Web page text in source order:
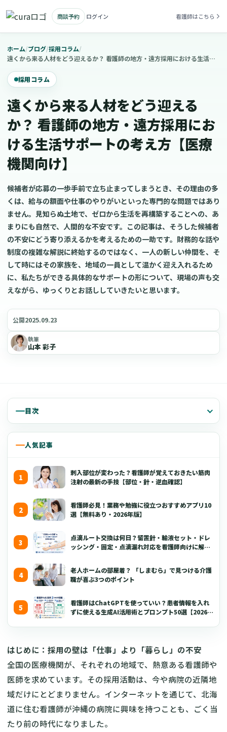
商談予約 ログイン 看護師はこちら
ホーム/ブログ/採用コラム/
遠くから来る人材をどう迎えるか？ 看護師の地方・遠方採用における生活サポートの考え方【医療機関向け】
採用コラム
遠くから来る人材をどう迎える
か？ 看護師の地方・遠方採用にお
ける生活サポートの考え方【医療
機関向け】
候補者が応募の一歩手前で立ち止まってしまうとき、その理由の多
くは、給与の額面や仕事のやりがいといった専門的な問題ではあり
ません。見知らぬ土地で、ゼロから生活を再構築することへの、あ
まりにも自然で、人間的な不安です。この記事は、そうした候補者
の不安にどう寄り添えるかを考えるための一助です。財務的な話や
制度の複雑な解説に終始するのではなく、一人の新しい仲間を、そ
して時にはその家族を、地域の一員として温かく迎え入れるため
に、私たちができる具体的なサポートの形について、現場の声も交
えながら、ゆっくりとお話ししていきたいと思います。
公開2025.09.23
執筆
山本 彩子
目次
人気記事
刺入部位が変わった？看護師が覚えておきたい筋肉
注射の最新の手技【部位・針・逆血確認】
看護師必見！業務や勉強に役立つおすすめアプリ10
選【無料あり・2026年版】
点滴ルート交換は何日？留置針・輸液セット・ドレ
ッシング・固定・点滴漏れ対応を看護師向けに解説
老人ホームの部屋着？ 「しまむら」で見つける介護
職が喜ぶ3つのポイント
看護師はChatGPTを使っていい？患者情報を入れ
ずに使える生成AI活用術とプロンプト50選【2026年
はじめに：採用の壁は「仕事」より「暮らし」の不安
全国の医療機関が、それぞれの地域で、熱意ある看護師や
医師を求めています。その採用活動は、今や病院の近隣地
域だけにとどまりません。インターネットを通じて、北海
道に住む看護師が沖縄の病院に興味を持つことも、ごく当
たり前の時代になりました。